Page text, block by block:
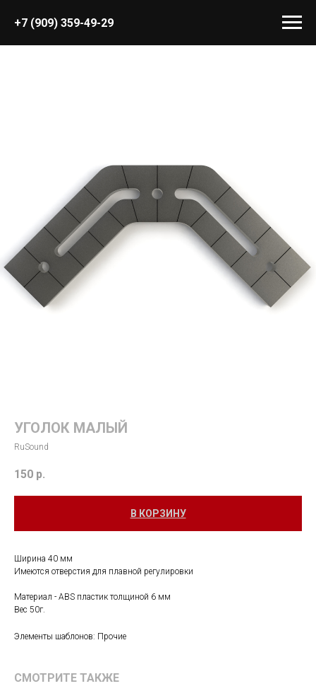
+7 (909) 359-49-29
УГОЛОК МАЛЫЙ
RuSound
150 р.
В КОРЗИНУ
Ширина 40 мм
Имеются отверстия для плавной регулировки
Материал - ABS пластик толщиной 6 мм
Вес 50г.
Элементы шаблонов: Прочие
СМОТРИТЕ ТАКЖЕ